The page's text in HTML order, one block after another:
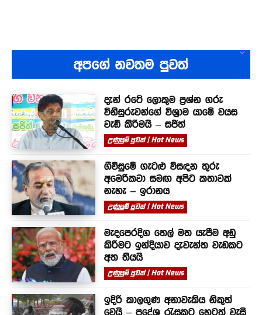
අපගේ නවතම පුවත්
දැන් රටේ ලොකුම ප්‍රශ්න ගරු
විනිසුරුවන්ගේ විශ්‍රාම යාමේ වයස
වැඩි කිරීමයි – සජිත්
උණුසුම් පුවත් | Hot News
ගිවිසුමේ ගැටළු විසඳන තුරු
අමෙරිකවා සමඟ අපිට කතාවක්
නැහැ – ඉරානය
උණුසුම් පුවත් | Hot News
මැදපෙරදිග තෙල් මත යැපීම අඩු
කිරීමට ඉන්දියාව දැවැන්ත වැඩකට
අත තියයි
උණුසුම් පුවත් | Hot News
ඉදිරි කාලගුණ අනාවැකිය නිකුත්
වෙයි – ප්‍රදේශ රැසකට හෙටත් වැසි